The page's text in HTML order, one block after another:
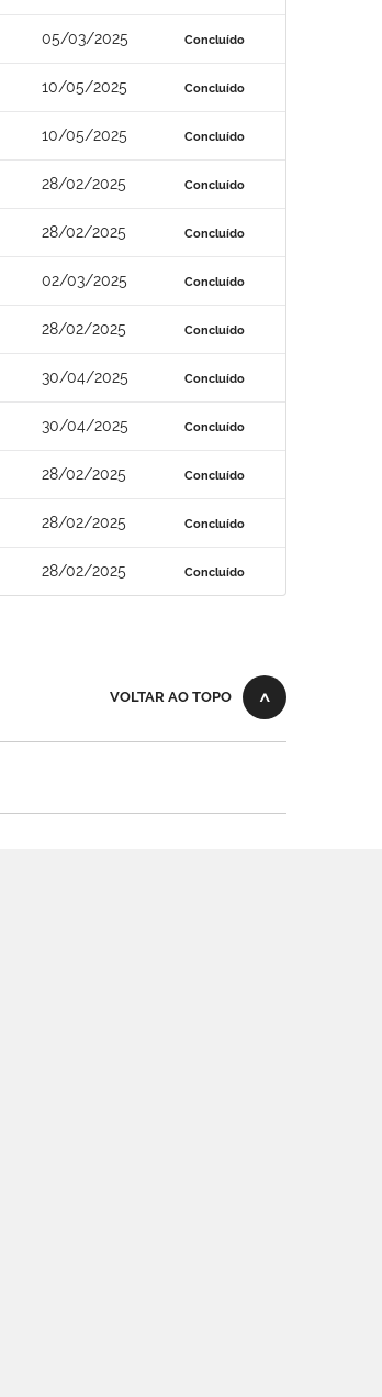
05/03/2025 Concluído
10/05/2025 Concluído
10/05/2025 Concluído
28/02/2025 Concluído
28/02/2025 Concluído
02/03/2025 Concluído
28/02/2025 Concluído
30/04/2025 Concluído
30/04/2025 Concluído
28/02/2025 Concluído
28/02/2025 Concluído
28/02/2025 Concluído
VOLTAR AO TOPO